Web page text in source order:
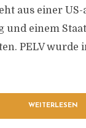
aus einer
und einem
PELV wurde
WEITERLESEN